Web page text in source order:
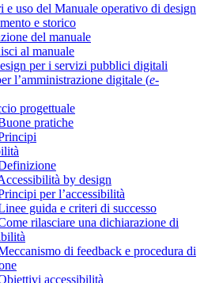
e uso del Manuale operativo di design
e storico
del manuale
al manuale
per i servizi pubblici digitali
l’amministrazione digitale (e-
progettuale
pratiche
by design
per l’accessibilità
guida e criteri di successo
rilasciare una dichiarazione di
di feedback e procedura di
accessibilità